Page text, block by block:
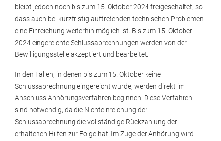
bleibt jedoch noch bis zum 15. Oktober 2024 freigeschaltet, so
dass auch bei kurzfristig auftretenden technischen Problemen
eine Einreichung weiterhin möglich ist. Bis zum 15. Oktober
2024 eingereichte Schlussabrechnungen werden von der
Bewilligungsstelle akzeptiert und bearbeitet.
In den Fällen, in denen bis zum 15. Oktober keine
Schlussabrechnung eingereicht wurde, werden direkt im
Anschluss Anhörungsverfahren beginnen. Diese Verfahren
sind notwendig, da die Nichteinreichung der
Schlussabrechnung die vollständige Rückzahlung der
erhaltenen Hilfen zur Folge hat. Im Zuge der Anhörung wird